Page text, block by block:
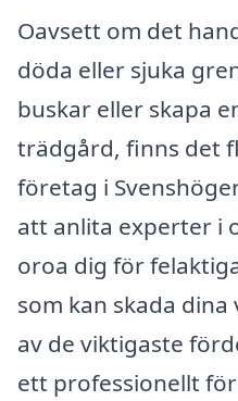
Oavsett om det
döda eller sjuka
buskar eller skapa
trädgård, finns det
företag i
att anlita experter i
oroa dig för
som kan skada
av de viktigaste
ett professionellt